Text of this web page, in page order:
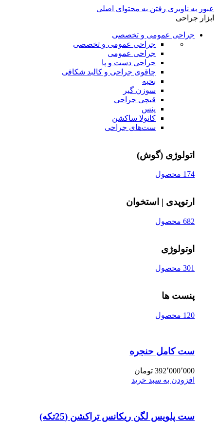
عبور به ناوبری رفتن به محتوای اصلی
ابزار جراحی
جراحی عمومی و تخصصی
جراحی عمومی و تخصصی
جراحی عمومی
جراحی دست و پا
چاقوی جراحی و کالبد شکافی
بخیه
سوزن‌ گیر
قیچی‌ جراحی
پنس
کانولا ساکشن
ست‌های جراحی
اتولوژی (گوش)
174 محصول
ارتوپدی | استخوان
682 محصول
اوتولوژی
301 محصول
پنست ها
120 محصول
ست کامل حنجره
392٬000٬000 تومان
افزودن به سبد خرید
ست پلویس لگن ریکانس تراکشن (25تکه)